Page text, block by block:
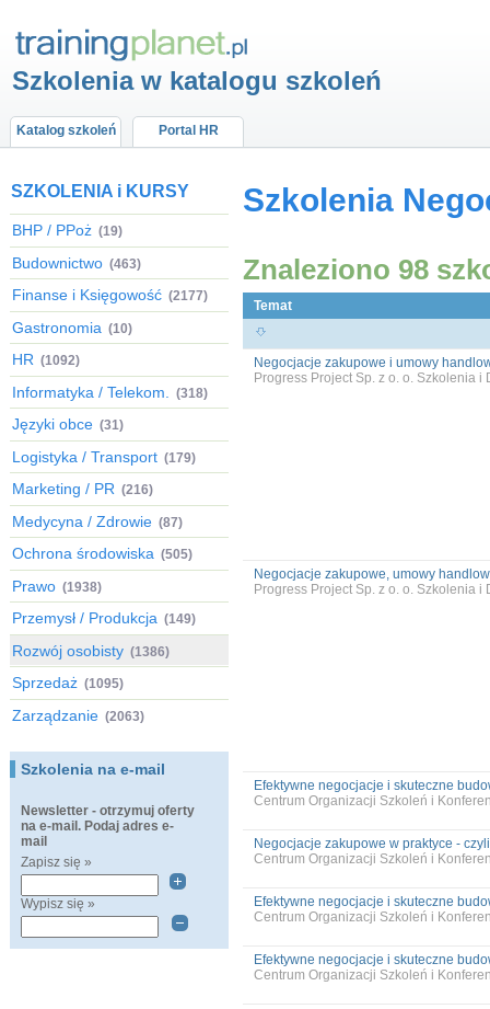
Szkolenia w katalogu szkoleń
Katalog szkoleń Portal HR
SZKOLENIA i KURSY
BHP / PPoż (19)
Budownictwo (463)
Finanse i Księgowość (2177)
Gastronomia (10)
HR (1092)
Informatyka / Telekom. (318)
Języki obce (31)
Logistyka / Transport (179)
Marketing / PR (216)
Medycyna / Zdrowie (87)
Ochrona środowiska (505)
Prawo (1938)
Przemysł / Produkcja (149)
Rozwój osobisty (1386)
Sprzedaż (1095)
Zarządzanie (2063)
Szkolenia na e-mail
Newsletter - otrzymuj oferty
na e-mail. Podaj adres e-
mail
Zapisz się »
Wypisz się »
Szkolenia
Znaleziono 98
Temat
Negocjacje zakupowe i umowy
Progress Project Sp. z o. o. Szkolenia i
Negocjacje zakupowe, umowy
Progress Project Sp. z o. o. Szkolenia i
Efektywne negocjacje i skuteczne
Centrum Organizacji Szkoleń i
Negocjacje zakupowe w praktyce -
Centrum Organizacji Szkoleń i
Efektywne negocjacje i skuteczne
Centrum Organizacji Szkoleń i
Efektywne negocjacje i skuteczne
Centrum Organizacji Szkoleń i